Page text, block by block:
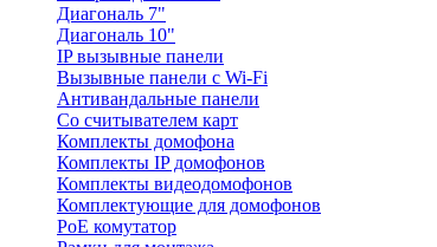
Диагональ 7"
Диагональ 10"
IP вызывные панели
Вызывные панели с Wi-Fi
Антивандальные панели
Со считывателем карт
Комплекты домофона
Комплекты IP домофонов
Комплекты видеодомофонов
Комплектующие для домофонов
PoE комутатор